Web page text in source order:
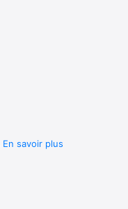
En savoir plus